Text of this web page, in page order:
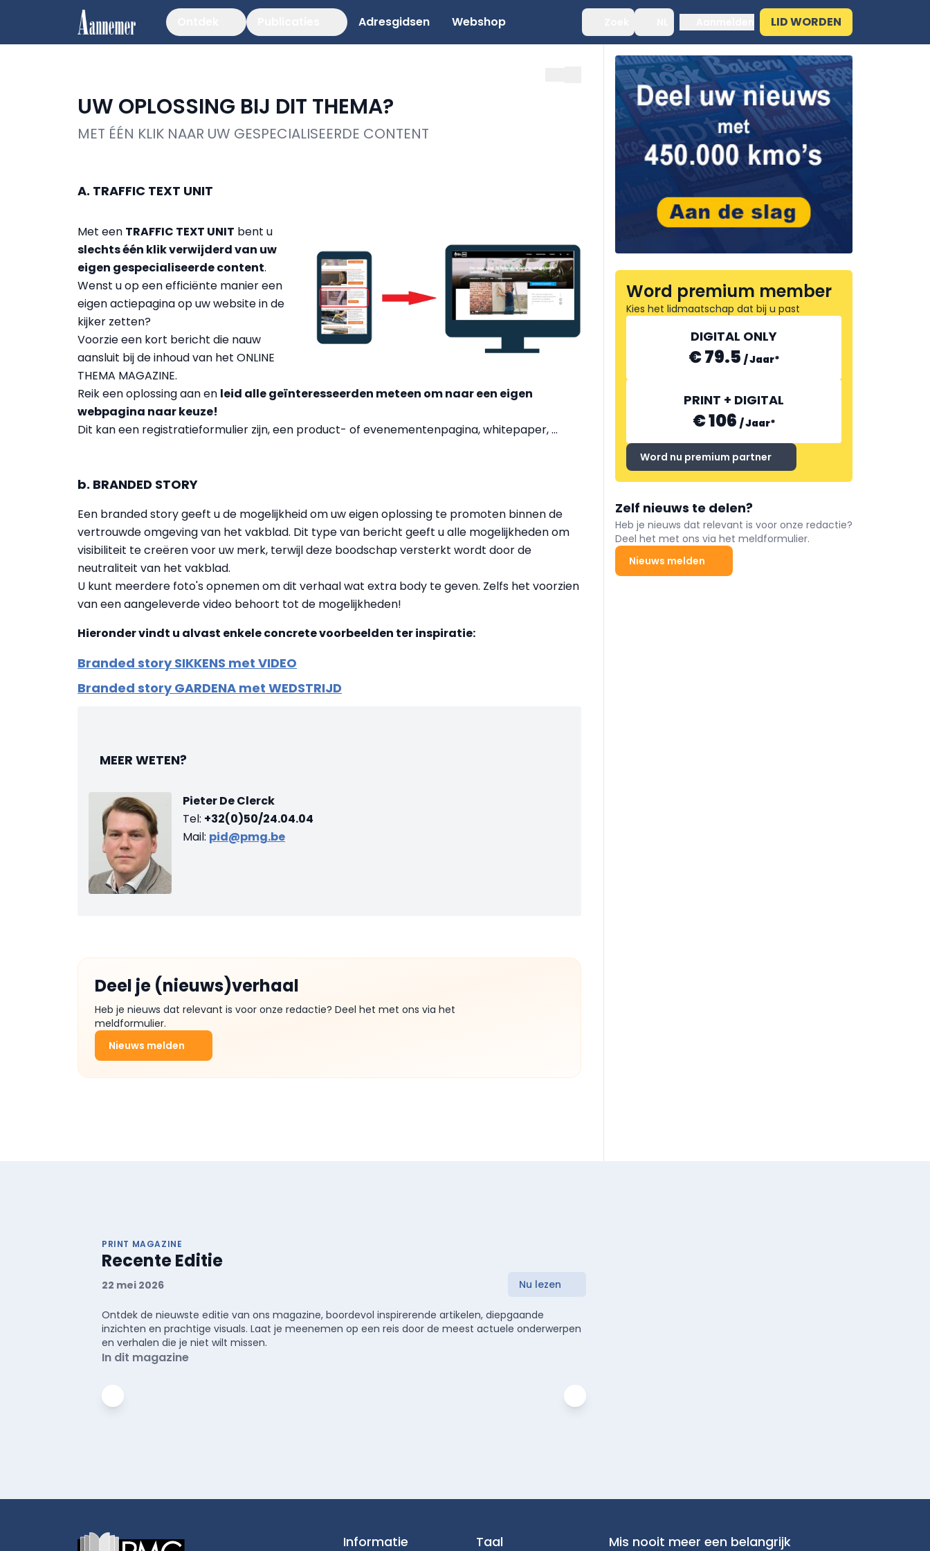
Adresgidsen Webshop LID WORDEN
UW OPLOSSING BIJ DIT THEMA?
MET ÉÉN KLIK NAAR UW GESPECIALISEERDE CONTENT
A. TRAFFIC TEXT UNIT
Met een TRAFFIC TEXT UNIT bent u
slechts één klik verwijderd van uw
eigen gespecialiseerde content.
Wenst u op een efficiënte manier een
eigen actiepagina op uw website in de
kijker zetten?
Voorzie een kort bericht die nauw
aansluit bij de inhoud van het ONLINE
THEMA MAGAZINE.
Reik een oplossing aan en leid alle geïnteresseerden meteen om naar een eigen
webpagina naar keuze!
Dit kan een registratieformulier zijn, een product- of evenementenpagina, whitepaper, ...
b. BRANDED STORY
Een branded story geeft u de mogelijkheid om uw eigen oplossing te promoten binnen de
vertrouwde omgeving van het vakblad. Dit type van bericht geeft u alle mogelijkheden om
visibiliteit te creëren voor uw merk, terwijl deze boodschap versterkt wordt door de
neutraliteit van het vakblad.
U kunt meerdere foto's opnemen om dit verhaal wat extra body te geven. Zelfs het voorzien
van een aangeleverde video behoort tot de mogelijkheden!
Hieronder vindt u alvast enkele concrete voorbeelden ter inspiratie:
Branded story SIKKENS met VIDEO
Branded story GARDENA met WEDSTRIJD
MEER WETEN?
Pieter De Clerck
Tel: +32(0)50/24.04.04
Mail: pid@pmg.be
Deel je (nieuws)verhaal
Heb je nieuws dat relevant is voor onze redactie? Deel het met ons via het
meldformulier.
Nieuws melden
Word premium member
Kies het lidmaatschap dat bij u past
DIGITAL ONLY
€ 79.5 /Jaar*
PRINT + DIGITAL
€ 106 /Jaar*
Word nu premium partner
Zelf nieuws te delen?
Heb je nieuws dat relevant is voor onze redactie?
Deel het met ons via het meldformulier.
Nieuws melden
PRINT MAGAZINE
Recente Editie
22 mei 2026 Nu lezen
Ontdek de nieuwste editie van ons magazine, boordevol inspirerende artikelen, diepgaande
inzichten en prachtige visuals. Laat je meenemen op een reis door de meest actuele onderwerpen
en verhalen die je niet wilt missen.
In dit magazine
Informatie Taal Mis nooit meer een belangrijk